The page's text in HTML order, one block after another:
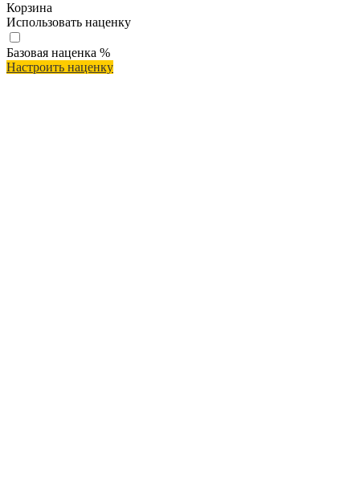
Корзина
Использовать наценку
Базовая наценка %
Настроить наценку